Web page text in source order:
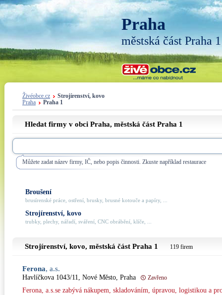
Praha
městská část Praha 1
Živéobce.cz
Strojírenství, kovo
Praha
Praha 1
Hledat firmy v obci Praha, městská část Praha 1
Můžete zadat název firmy, IČ, nebo popis činnosti. Zkuste například restaurace
Broušení
brusírenské práce, ostření, brusky, brusné kotouče a papíry, ...
Strojírenství, kovo
trubky, plechy, nářadí, sváření, CNC obrábění, klíče, ...
Strojírenství, kovo, městská část Praha 1 119 firem
Ferona, a.s.
Havlíčkova 1043/11, Nové Město, Praha Zavřeno
Ferona, a.s.se zabývá nákupem, skladováním, úpravou, logistikou a